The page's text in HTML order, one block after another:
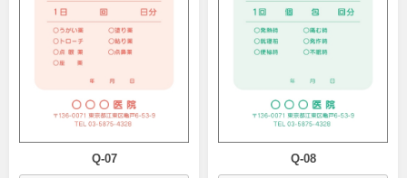
Q-07 Q-08